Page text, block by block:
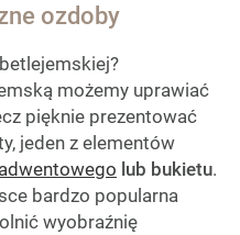
ozdoby
możemy uprawiać
pięknie prezentować
jeden z elementów
lub bukietu.
bardzo popularna
wyobraźnię